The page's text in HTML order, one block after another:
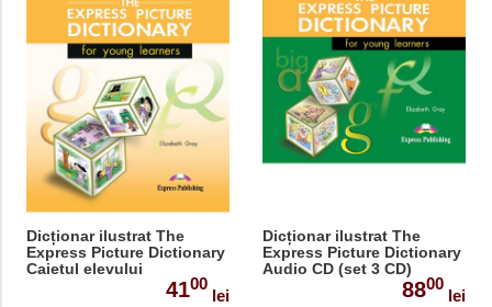
Dicționar ilustrat The
Express Picture Dictionary
Caietul elevului
4100
lei
Dicționar ilustrat The
Express Picture Dictionary
Audio CD (set 3 CD)
8800
lei